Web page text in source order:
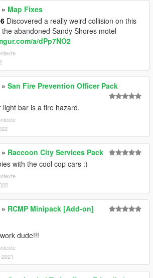
» Map Fixes
Discovered a really weird collision on this
abandoned Sandy Shores motel
a/dPp7NO2
» San Fire Prevention Officer Pack
light bar is a fire hazard.
» Raccoon City Services Pack
with the cool cop cars :)
» RCMP Minipack [Add-on]
dude!!!